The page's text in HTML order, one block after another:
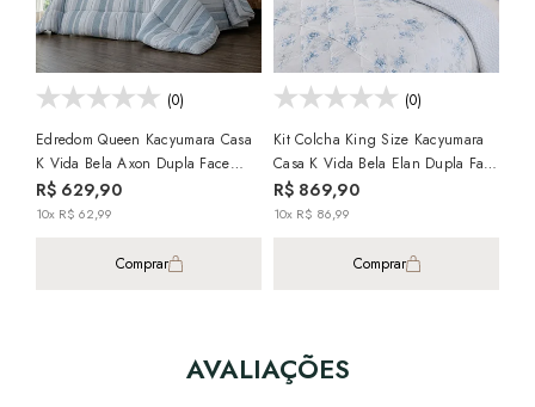
(0)
Edredom Queen Kacyumara Casa
K Vida Bela Axon Dupla Face
100% Algodão Egípcio Percal 200
Fios
R$ 629,90
10x R$ 62,99
Comprar
(0)
Kit Colcha King Size Kacyumara
Casa K Vida Bela Elan Dupla Face
100% Algodão Egípcio Percal 200
Fios (3 Peças)
R$ 869,90
10x R$ 86,99
Comprar
AVALIAÇÕES